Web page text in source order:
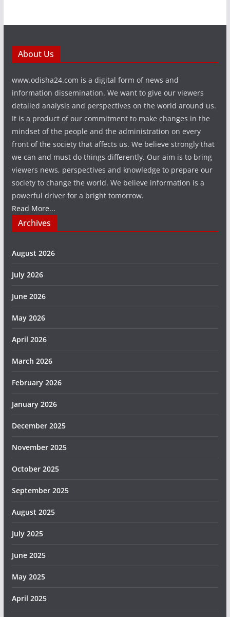
About Us
www.odisha24.com is a digital form of news and
information dissemination. We want to give our viewers
detailed analysis and perspectives on the world around us.
It is a product of our commitment to make changes in the
mindset of the people and the administration on every
front of the society that affects us. We believe strongly that
we can and must do things differently. Our aim is to bring
viewers news, perspectives and knowledge to prepare our
society to change the world. We believe information is a
powerful driver for a bright tomorrow.
Read More...
Archives
August 2026
July 2026
June 2026
May 2026
April 2026
March 2026
February 2026
January 2026
December 2025
November 2025
October 2025
September 2025
August 2025
July 2025
June 2025
May 2025
April 2025